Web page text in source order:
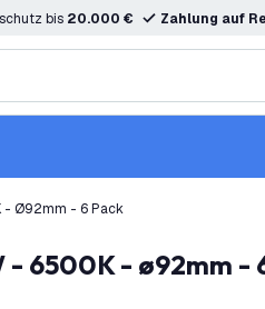
bis 20.000 € Zahlung auf
- Ø92mm - 6 Pack
- 6500K - ø92mm -